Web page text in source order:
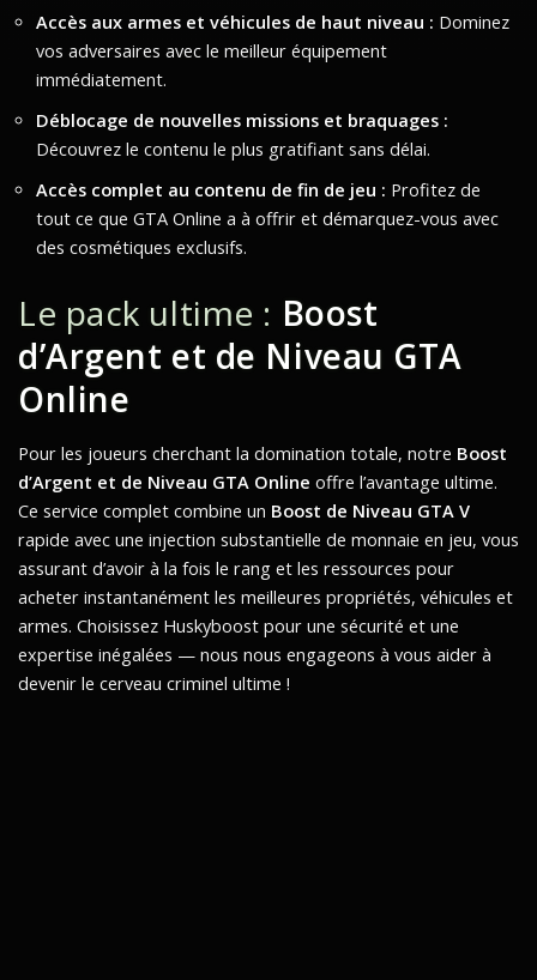
Accès aux armes et véhicules de haut niveau : Dominez
vos adversaires avec le meilleur équipement
immédiatement.
Déblocage de nouvelles missions et braquages :
Découvrez le contenu le plus gratifiant sans délai.
Accès complet au contenu de fin de jeu : Profitez de
tout ce que GTA Online a à offrir et démarquez-vous avec
des cosmétiques exclusifs.
Le pack ultime : Boost
d’Argent et de Niveau GTA
Online
Pour les joueurs cherchant la domination totale, notre Boost
d’Argent et de Niveau GTA Online offre l’avantage ultime.
Ce service complet combine un Boost de Niveau GTA V
rapide avec une injection substantielle de monnaie en jeu, vous
assurant d’avoir à la fois le rang et les ressources pour
acheter instantanément les meilleures propriétés, véhicules et
armes. Choisissez Huskyboost pour une sécurité et une
expertise inégalées — nous nous engageons à vous aider à
devenir le cerveau criminel ultime !